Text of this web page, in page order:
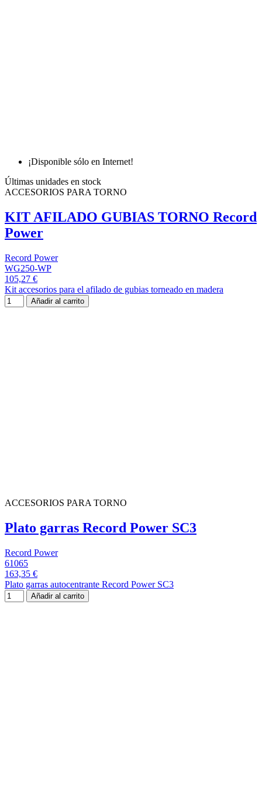
¡Disponible sólo en Internet!
Últimas unidades en stock
ACCESORIOS PARA TORNO
KIT AFILADO GUBIAS TORNO Record
Power
Record Power
WG250-WP
105,27 €
Kit accesorios para el afilado de gubias torneado en madera
Añadir al carrito
ACCESORIOS PARA TORNO
Plato garras Record Power SC3
Record Power
61065
163,35 €
Plato garras autocentrante Record Power SC3
Añadir al carrito